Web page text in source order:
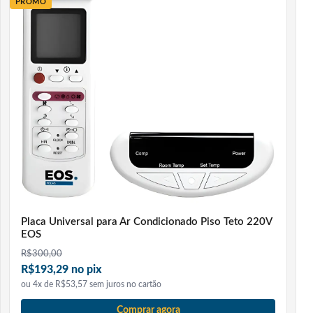
Perguntas Frequentes
Essa fita é antichama?
Sim, o material impede a propagação de fogo,
oferecendo mais segurança.
Posso usar em instalações residenciais?
Sim, é indicada para uso residencial, comercial e
Até 600 V, conforme especificações do fabricante.
PROMO
Placa Universal para Ar Condicionado Piso Teto 220V
EOS
R$300,00
R$193,29 no pix
ou 4x de R$53,57 sem juros no cartão
Comprar agora